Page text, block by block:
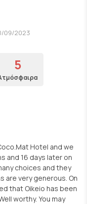
09/2023
5
Hotel and we
and 16 days later on
choices and they
are very generous. On
that Oikeio has been
worthy. You may